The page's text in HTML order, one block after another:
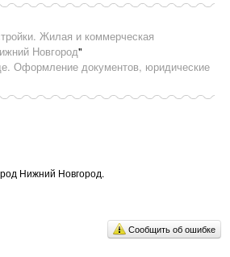
Жилая и коммерческая
Новгород"
Оформление документов, юридические
Нижний Новгород.
Сообщить об ошибке